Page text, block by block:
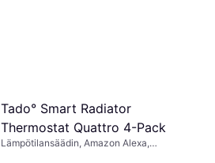
Tado° Smart Radiator
Thermostat Quattro 4-Pack
Lämpötilansäädin, Amazon Alexa,